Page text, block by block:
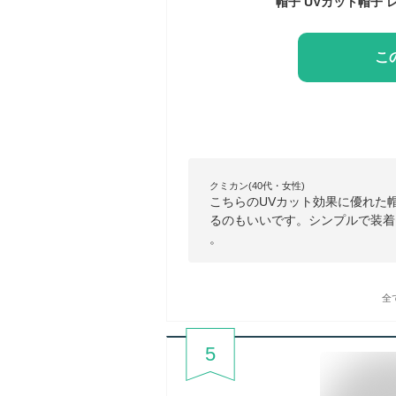
こ
クミカン(40代・女性)
こちらのUVカット効果に優れた
るのもいいです。シンプルで装
。
全
5